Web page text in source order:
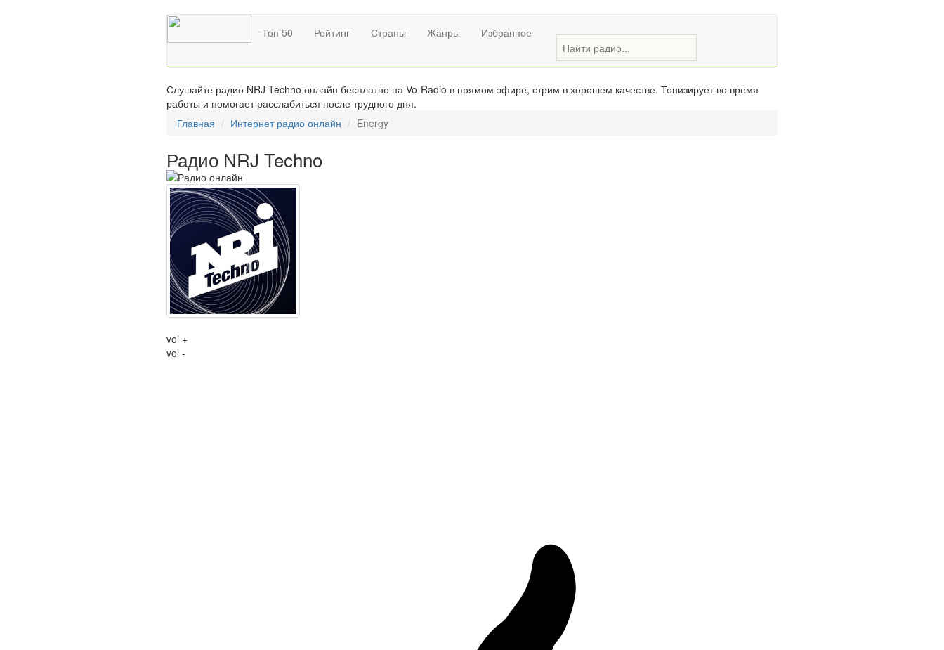
Топ 50 Рейтинг Страны Жанры Избранное
Слушайте радио NRJ Techno онлайн бесплатно на Vo-Radio в прямом эфире, стрим в хорошем качестве. Тонизирует во время
работы и помогает расслабиться после трудного дня.
Главная
Интернет радио онлайн Energy
Радио NRJ Techno
vol +
vol -